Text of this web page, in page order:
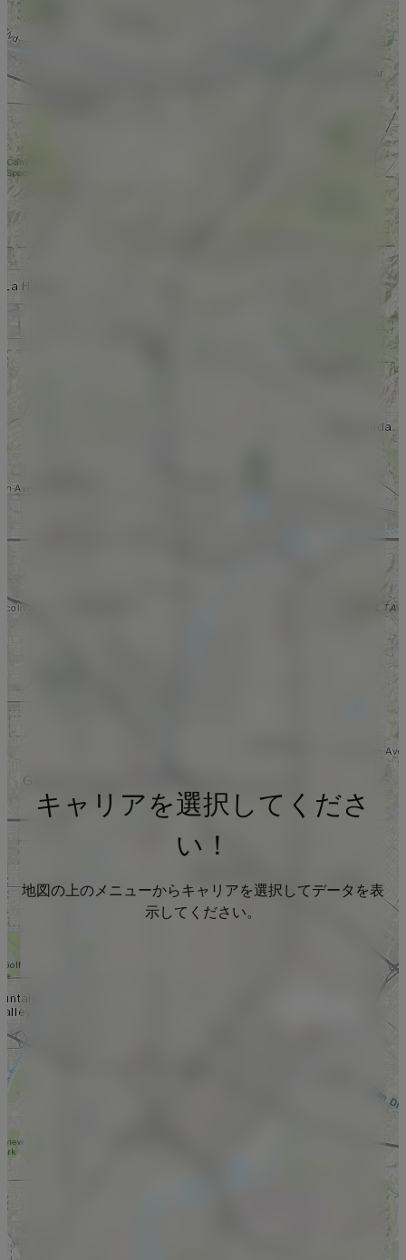
キャリアを選択してくださ
い！
地図の上のメニューからキャリアを選択してデータを表
示してください。